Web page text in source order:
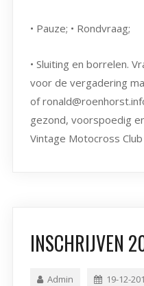
• Pauze; • Rondvraag;
• Sluiting en borrelen.
voor de vergadering
of
gezond, voorspoedig
Vintage Motocross
INSCHRIJVEN
Admin 19-12-